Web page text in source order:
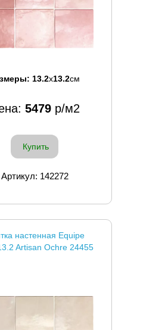
13.2x13.2см
5479 р/м2
Купить
Артикул: 142272
настенная Equipe
Artisan Ochre 24455